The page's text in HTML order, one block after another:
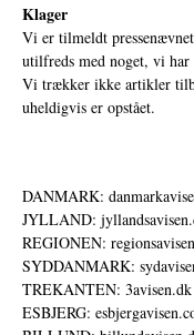
Klager
Vi er tilmeldt
utilfreds med noget, vi
Vi trækker ikke artikler
uheldigvis er opstået.
DANMARK:
JYLLAND:
REGIONEN:
SYDDANMARK:
TREKANTEN: 3avisen.dk
ESBJERG: